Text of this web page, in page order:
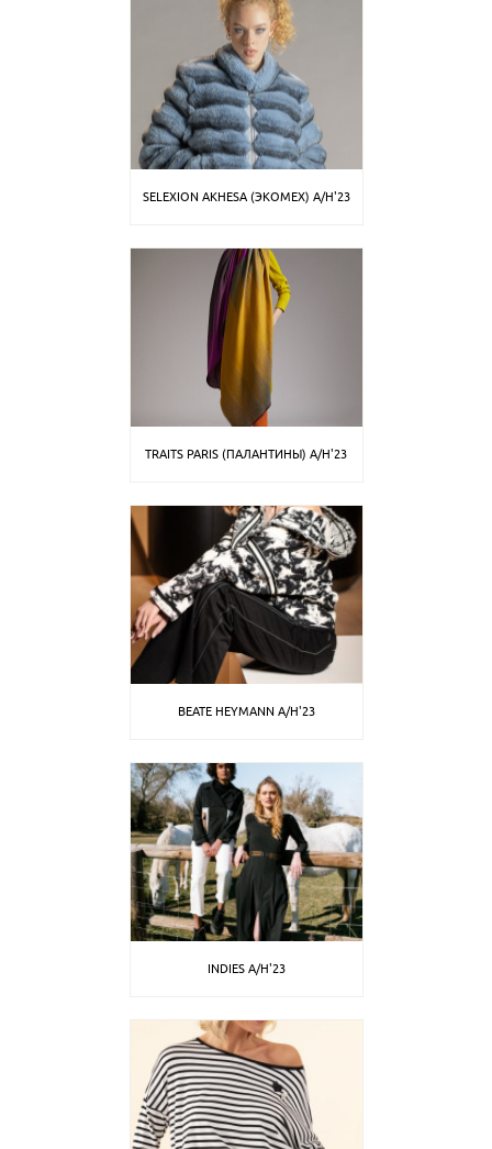
SELEXION AKHESA (ЭКОМЕХ) A/H'23
TRAITS PARIS (ПАЛАНТИНЫ) A/H'23
BEATE HEYMANN A/H'23
INDIES A/H'23